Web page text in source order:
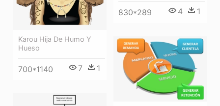
Karou Hija De Humo Y
Hueso
700*1140 7 1
830*289 4 1